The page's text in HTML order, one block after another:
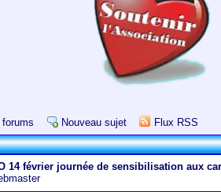
Nouveau sujet
Flux RSS
14 février journée de sensibilisation aux